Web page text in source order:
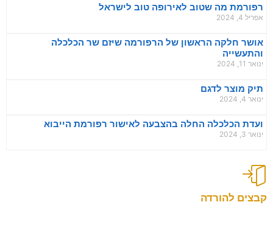
רפורמת מה שטוב לאירופה טוב לישראל
אפריל 4, 2024
אושר חלקה הראשון של הרפורמה שיזם שר הכלכלה
והתעשייה
ינואר 11, 2024
תיק מוצר לדגם
ינואר 4, 2024
ועדת הכלכלה החלה בהצבעה לאישור רפורמת הייבוא
ינואר 3, 2024
קבצים להורדה